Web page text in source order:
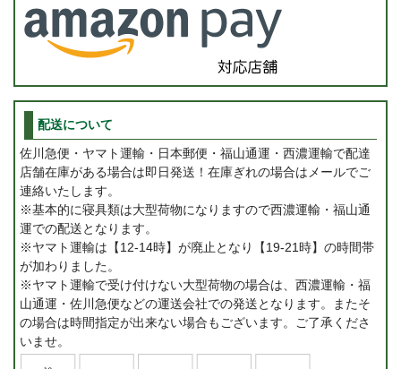
配送について
佐川急便・ヤマト運輸・日本郵便・福山通運・西濃運輸で配達
店舗在庫がある場合は即日発送！在庫ぎれの場合はメールでご
連絡いたします。
※基本的に寝具類は大型荷物になりますので西濃運輸・福山通
運での配送となります。
※ヤマト運輸は【12-14時】が廃止となり【19-21時】の時間帯
が加わりました。
※ヤマト運輸で受け付けない大型荷物の場合は、西濃運輸・福
山通運・佐川急便などの運送会社での発送となります。またそ
の場合は時間指定が出来ない場合もございます。ご了承くださ
いませ。